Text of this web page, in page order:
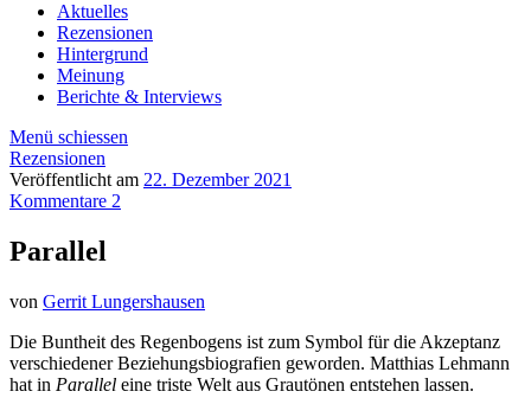
Aktuelles
Rezensionen
Hintergrund
Meinung
Berichte & Interviews
Menü schiessen
Rezensionen
Veröffentlicht am 22. Dezember 2021
Kommentare 2
Parallel
von Gerrit Lungershausen
Die Buntheit des Regenbogens ist zum Symbol für die Akzeptanz
verschiedener Beziehungsbiografien geworden. Matthias Lehmann
hat in Parallel eine triste Welt aus Grautönen entstehen lassen.